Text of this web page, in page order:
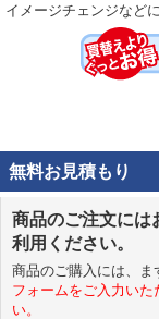
イメージチェンジなど
無料お見積もり
商品のご注文には
利用ください。
商品のご購入には、ま
フォームをご入力い
い。